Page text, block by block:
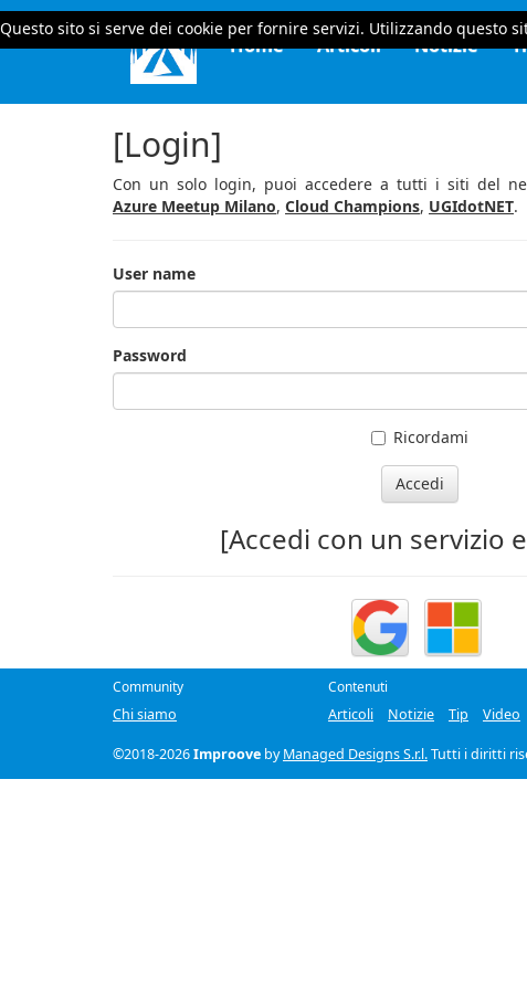
Questo sito si serve dei cookie per fornire servizi. Utilizzando questo
Home Articoli Notizie
[Login]
Con un solo login, puoi accedere a tutti i siti del
Azure Meetup Milano, Cloud Champions, UGIdotNET.
User name
Password
Ricordami
Accedi
[Accedi con un servizio
Community
Chi siamo
Contenuti
Articoli
Notizie Tip Video
©2018-2026Improove byManaged Designs S.r.l.Tutti i diritti